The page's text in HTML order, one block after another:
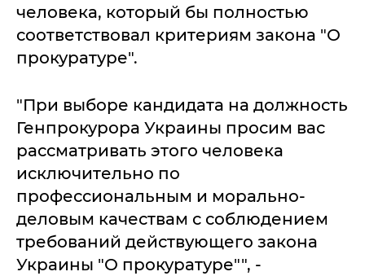
человека, который бы полностью
соответствовал критериям закона "О
прокуратуре".
"При выборе кандидата на должность
Генпрокурора Украины просим вас
рассматривать этого человека
исключительно по
профессиональным и морально-
деловым качествам с соблюдением
требований действующего закона
Украины "О прокуратуре"", -